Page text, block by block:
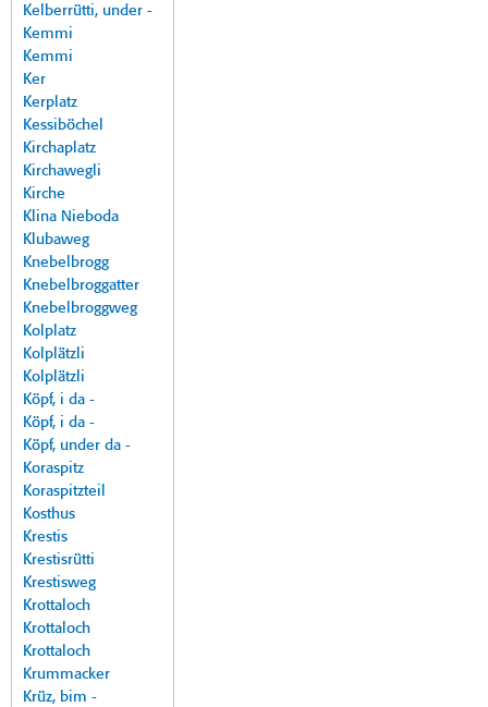
Kelberrütti, under -
Kemmi
Kemmi
Ker
Kerplatz
Kessiböchel
Kirchaplatz
Kirchawegli
Kirche
Klina Nieboda
Klubaweg
Knebelbrogg
Knebelbroggatter
Knebelbroggweg
Kolplatz
Kolplätzli
Kolplätzli
Köpf, i da -
Köpf, i da -
Köpf, under da -
Koraspitz
Koraspitzteil
Kosthus
Krestis
Krestisrütti
Krestisweg
Krottaloch
Krottaloch
Krottaloch
Krummacker
Krüz, bim -